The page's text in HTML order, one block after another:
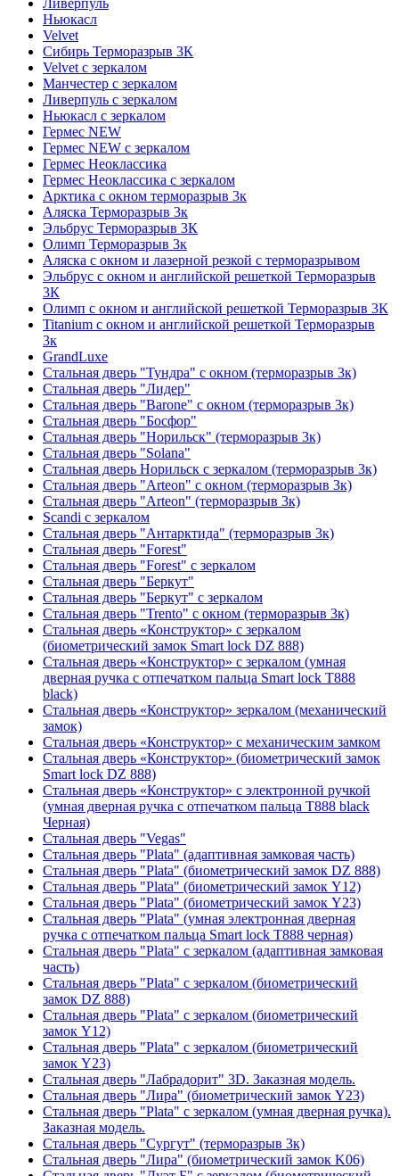
Ньюкасл
Velvet
Сибирь Терморазрыв 3К
Velvet с зеркалом
Манчестер с зеркалом
Ливерпуль с зеркалом
Ньюкасл с зеркалом
Гермес NEW
Гермес NEW с зеркалом
Гермес Неоклассика
Гермес Неоклассика с зеркалом
Арктика с окном терморазрыв 3к
Аляска Терморазрыв 3к
Эльбрус Терморазрыв 3К
Олимп Терморазрыв 3к
Аляска с окном и лазерной резкой с терморазрывом
Эльбрус с окном и английской решеткой Терморазрыв
3К
Олимп с окном и английской решеткой Терморазрыв 3К
Titanium с окном и английской решеткой Терморазрыв
3к
GrandLuxe
Стальная дверь "Тундра" с окном (терморазрыв 3к)
Стальная дверь "Лидер"
Стальная дверь "Barone" с окном (терморазрыв 3к)
Стальная дверь "Босфор"
Стальная дверь "Норильск" (терморазрыв 3к)
Стальная дверь "Solana"
Стальная дверь Норильск с зеркалом (терморазрыв 3к)
Стальная дверь "Arteon" с окном (терморазрыв 3к)
Стальная дверь "Arteon" (терморазрыв 3к)
Scandi с зеркалом
Стальная дверь "Антарктида" (терморазрыв 3к)
Стальная дверь "Forest"
Стальная дверь "Forest" с зеркалом
Стальная дверь "Беркут"
Стальная дверь "Беркут" с зеркалом
Стальная дверь "Trento" с окном (терморазрыв 3к)
Стальная дверь «Конструктор» с зеркалом
(биометрический замок Smart lock DZ 888)
Стальная дверь «Конструктор» с зеркалом (умная
дверная ручка с отпечатком пальца Smart lock T888
black)
Стальная дверь «Конструктор» зеркалом (механический
замок)
Стальная дверь «Конструктор» с механическим замком
Стальная дверь «Конструктор» (биометрический замок
Smart lock DZ 888)
Стальная дверь «Конструктор» с электронной ручкой
(умная дверная ручка с отпечатком пальца T888 black
Черная)
Стальная дверь "Vegas"
Стальная дверь "Plata" (адаптивная замковая часть)
Стальная дверь "Plata" (биометрический замок DZ 888)
Стальная дверь "Plata" (биометрический замок Y12)
Стальная дверь "Plata" (биометрический замок Y23)
Стальная дверь "Plata" (умная электронная дверная
ручка с отпечатком пальца Smart lock T888 черная)
Стальная дверь "Plata" с зеркалом (адаптивная замковая
часть)
Стальная дверь "Plata" с зеркалом (биометрический
замок DZ 888)
Стальная дверь "Plata" с зеркалом (биометрический
замок Y12)
Стальная дверь "Plata" с зеркалом (биометрический
замок Y23)
Стальная дверь "Лабрадорит" 3D. Заказная модель.
Стальная дверь "Лира" (биометрический замок Y23)
Стальная дверь "Plata" с зеркалом (умная дверная ручка).
Заказная модель.
Стальная дверь "Сургут" (терморазрыв 3к)
Стальная дверь "Лира" (биометрический замок K06)